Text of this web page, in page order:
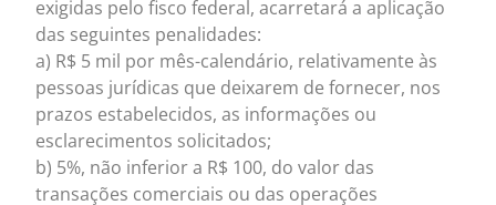
exigidas pelo fisco federal, acarretará a aplicação
das seguintes penalidades:
a) R$ 5 mil por mês-calendário, relativamente às
pessoas jurídicas que deixarem de fornecer, nos
prazos estabelecidos, as informações ou
esclarecimentos solicitados;
b) 5%, não inferior a R$ 100, do valor das
transações comerciais ou das operações